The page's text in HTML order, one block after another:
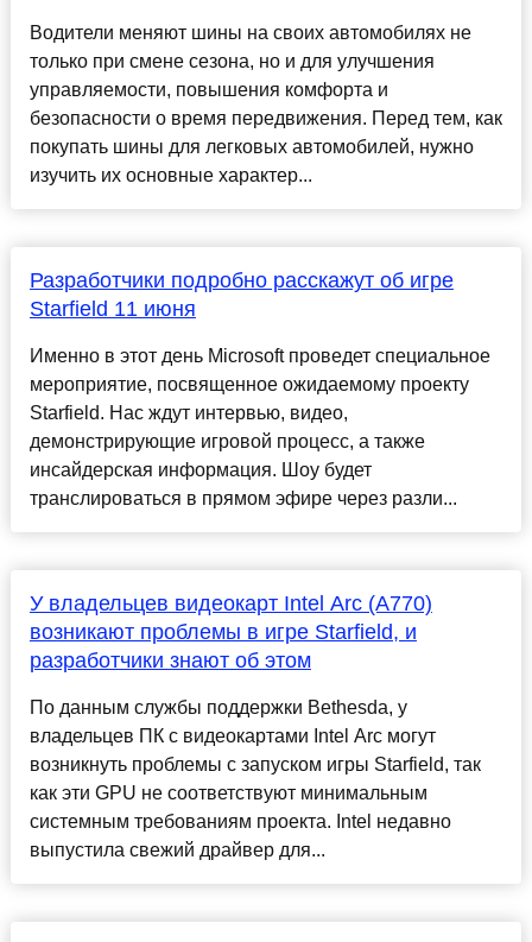
Водители меняют шины на своих автомобилях не
только при смене сезона, но и для улучшения
управляемости, повышения комфорта и
безопасности о время передвижения. Перед тем, как
покупать шины для легковых автомобилей, нужно
изучить их основные характер...
Разработчики подробно расскажут об игре
Starfield 11 июня
Именно в этот день Microsoft проведет специальное
мероприятие, посвященное ожидаемому проекту
Starfield. Нас ждут интервью, видео,
демонстрирующие игровой процесс, а также
инсайдерская информация. Шоу будет
транслироваться в прямом эфире через разли...
У владельцев видеокарт Intel Arc (A770)
возникают проблемы в игре Starfield, и
разработчики знают об этом
По данным службы поддержки Bethesda, у
владельцев ПК с видеокартами Intel Arc могут
возникнуть проблемы с запуском игры Starfield, так
как эти GPU не соответствуют минимальным
системным требованиям проекта. Intel недавно
выпустила свежий драйвер для...